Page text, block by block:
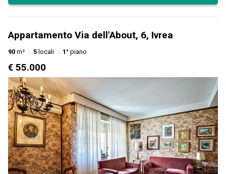
Appartamento Via dell'About, 6, Ivrea
90 m² 5 locali 1° piano
€ 55.000